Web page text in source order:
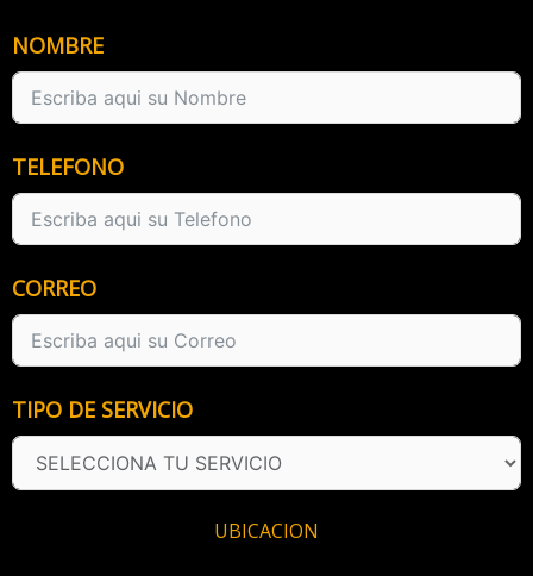
NOMBRE
TELEFONO
CORREO
TIPO DE SERVICIO
UBICACION